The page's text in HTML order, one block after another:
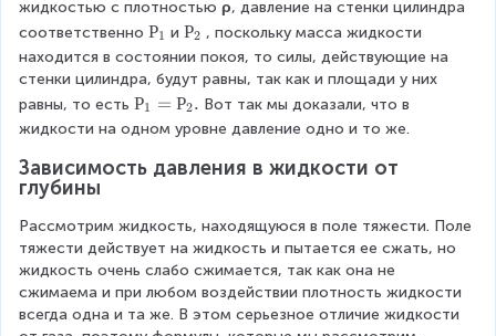
жидкостью с плотностью ρ, давление на стенки цилиндра
соответственно Р
_
1
Р1 и Р
_
2
Р2 , поскольку масса жидкости
находится в состоянии покоя, то силы, действующие на
стенки цилиндра, будут равны, так как и площади у них
равны, то есть Р
_
=
2
.
Р1 = Р2. Вот так мы доказали, что в
жидкости на одном уровне давление одно и то же.
Зависимость давления в жидкости от
глубины
Рассмотрим жидкость, находящуюся в поле тяжести. Поле
тяжести действует на жидкость и пытается ее сжать, но
жидкость очень слабо сжимается, так как она не
сжимаема и при любом воздействии плотность жидкости
всегда одна и та же. В этом серьезное отличие жидкости